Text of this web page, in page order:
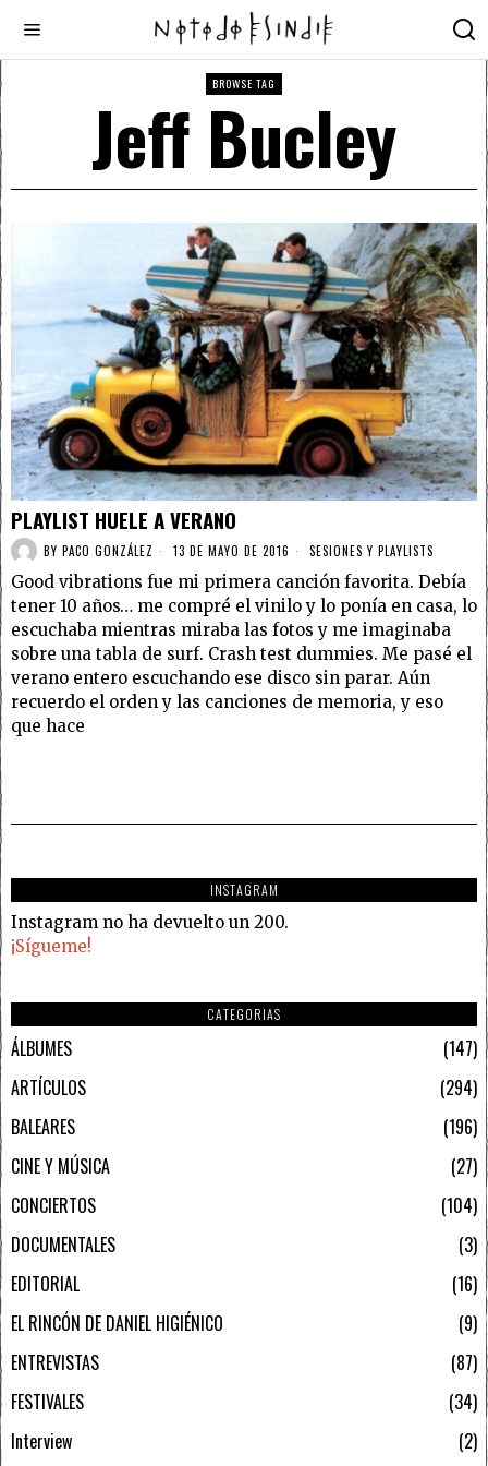
BROWSE TAG
Jeff Bucley
PLAYLIST HUELE A VERANO
BY PACO GONZÁLEZ 13 DE MAYO DE 2016 SESIONES Y PLAYLISTS
Good vibrations fue mi primera canción favorita. Debía
tener 10 años… me compré el vinilo y lo ponía en casa, lo
escuchaba mientras miraba las fotos y me imaginaba
sobre una tabla de surf. Crash test dummies. Me pasé el
verano entero escuchando ese disco sin parar. Aún
recuerdo el orden y las canciones de memoria, y eso
que hace
INSTAGRAM
Instagram no ha devuelto un 200.
¡Sígueme!
CATEGORIAS
ÁLBUMES
147
ARTÍCULOS
294
BALEARES
196
CINE Y MÚSICA
27
CONCIERTOS
104
DOCUMENTALES
3
EDITORIAL
16
EL RINCÓN DE DANIEL HIGIÉNICO
9
ENTREVISTAS
87
FESTIVALES
34
Interview
2